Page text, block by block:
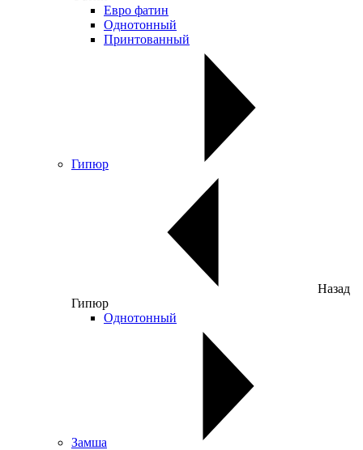
Евро фатин
Однотонный
Принтованный
Гипюр
Назад
Гипюр
Однотонный
Замша